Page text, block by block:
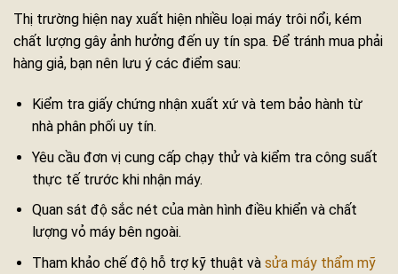
Thị trường hiện nay xuất hiện nhiều loại máy trôi nổi, kém
chất lượng gây ảnh hưởng đến uy tín spa. Để tránh mua phải
hàng giả, bạn nên lưu ý các điểm sau:
Kiểm tra giấy chứng nhận xuất xứ và tem bảo hành từ
nhà phân phối uy tín.
Yêu cầu đơn vị cung cấp chạy thử và kiểm tra công suất
thực tế trước khi nhận máy.
Quan sát độ sắc nét của màn hình điều khiển và chất
lượng vỏ máy bên ngoài.
Tham khảo chế độ hỗ trợ kỹ thuật và sửa máy thẩm mỹ